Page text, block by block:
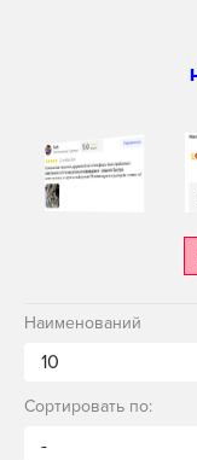
Наименований
10
Сортировать по:
-